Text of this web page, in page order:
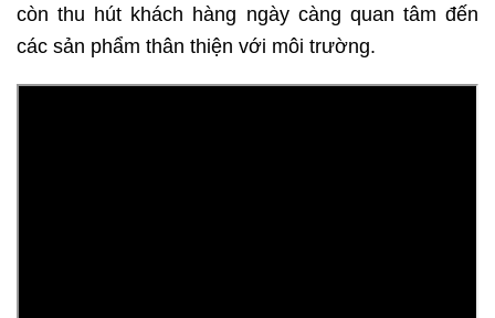
còn thu hút khách hàng ngày càng quan tâm đến
các sản phẩm thân thiện với môi trường.